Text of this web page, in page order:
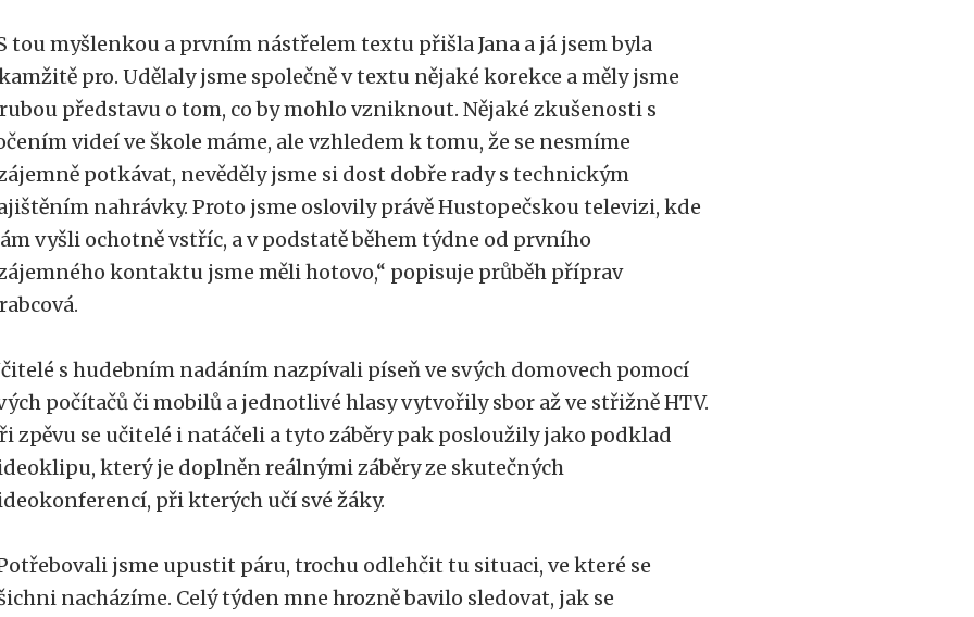
tou myšlenkou a prvním nástřelem textu přišla Jana a já jsem byla
pro. Udělaly jsme společně v textu nějaké korekce a měly jsme
představu o tom, co by mohlo vzniknout. Nějaké zkušenosti s
videí ve škole máme, ale vzhledem k tomu, že se nesmíme
potkávat, nevěděly jsme si dost dobře rady s technickým
nahrávky. Proto jsme oslovily právě Hustopečskou televizi, kde
vyšli ochotně vstříc, a v podstatě během týdne od prvního
kontaktu jsme měli hotovo,“ popisuje průběh příprav
s hudebním nadáním nazpívali píseň ve svých domovech pomocí
počítačů či mobilů a jednotlivé hlasy vytvořily sbor až ve střižně HTV.
zpěvu se učitelé i natáčeli a tyto záběry pak posloužily jako podklad
který je doplněn reálnými záběry ze skutečných
při kterých učí své žáky.
jsme upustit páru, trochu odlehčit tu situaci, ve které se
nacházíme. Celý týden mne hrozně bavilo sledovat, jak se